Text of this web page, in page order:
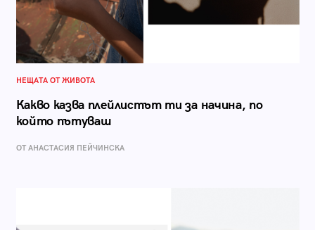
НЕЩАТА ОТ ЖИВОТА
Какво казва плейлистът ти за начина, по
който пътуваш
ОТ AНАСТАСИЯ ПЕЙЧИНСКА